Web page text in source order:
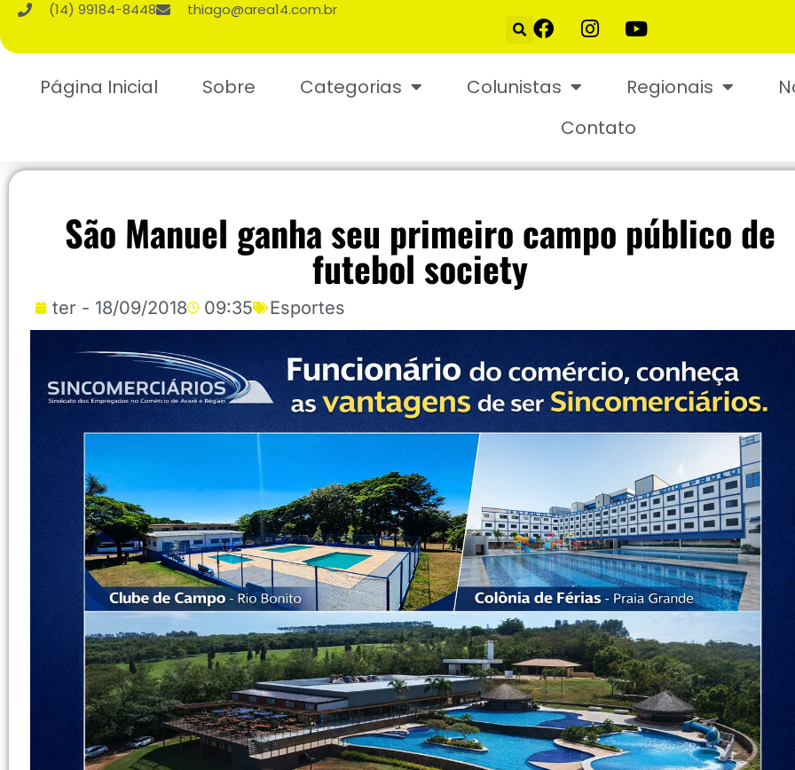
(14) 99184-8448 thiago@area14.com.br
Página Inicial Sobre Categorias Colunistas Regionais
Contato
São Manuel ganha seu primeiro campo público de
futebol society
ter - 18/09/2018 09:35 Esportes